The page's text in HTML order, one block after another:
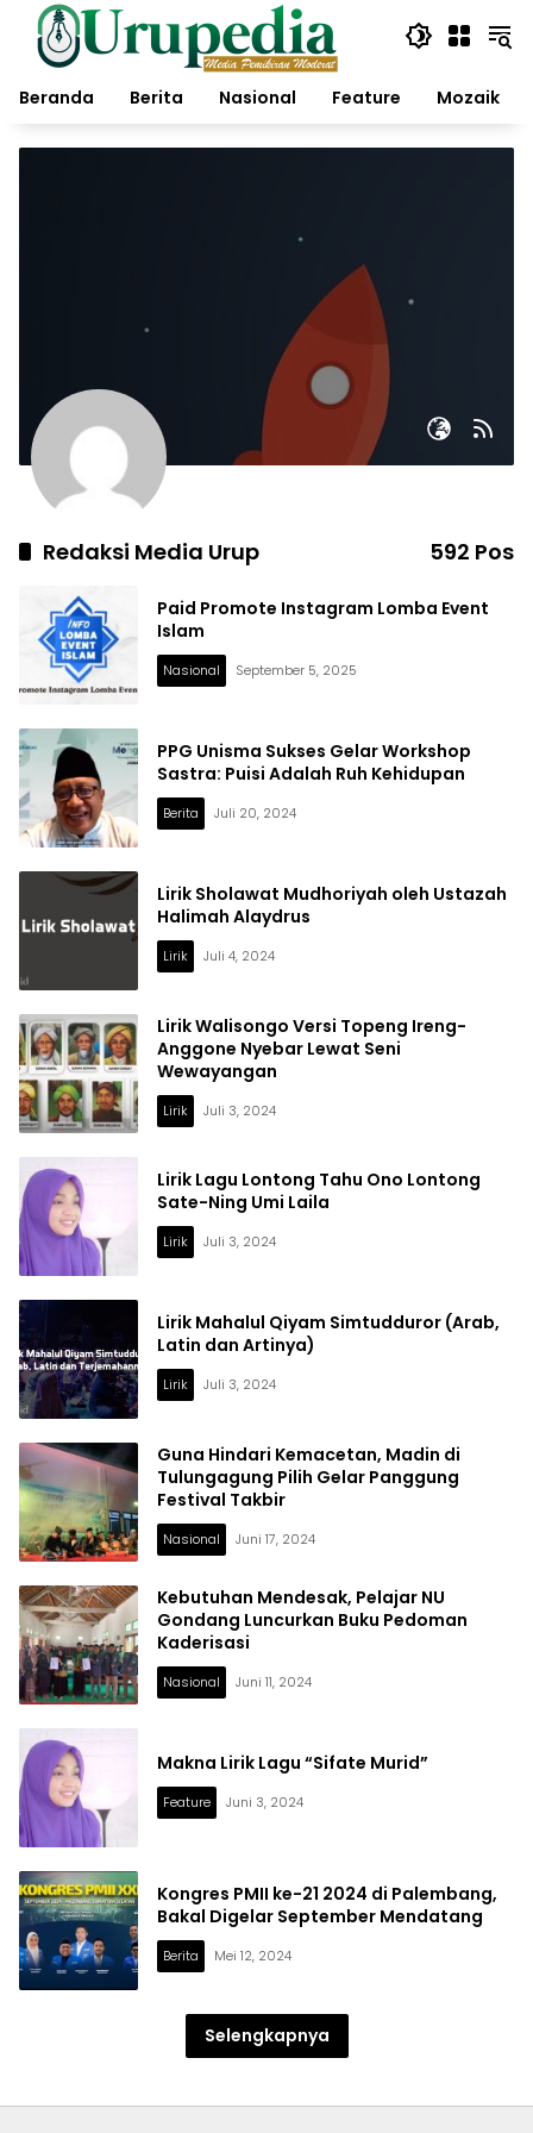
Langsung
konten
Beranda
Berita Nasional Feature Mozaik
Redaksi Media Urup 592 Pos
Paid Promote Instagram Lomba Event
Islam
Nasional September 5, 2025
PPG Unisma Sukses Gelar Workshop
Sastra: Puisi Adalah Ruh Kehidupan
Berita Juli 20, 2024
Lirik Sholawat Mudhoriyah oleh Ustazah
Halimah Alaydrus
Lirik Juli 4, 2024
Lirik Walisongo Versi Topeng Ireng-
Anggone Nyebar Lewat Seni
Wewayangan
Lirik Juli 3, 2024
Lirik Lagu Lontong Tahu Ono Lontong
Sate-Ning Umi Laila
Lirik Juli 3, 2024
Lirik Mahalul Qiyam Simtudduror (Arab,
Latin dan Artinya)
Lirik Juli 3, 2024
Guna Hindari Kemacetan, Madin di
Tulungagung Pilih Gelar Panggung
Festival Takbir
Nasional Juni 17, 2024
Kebutuhan Mendesak, Pelajar NU
Gondang Luncurkan Buku Pedoman
Kaderisasi
Nasional Juni 11, 2024
Makna Lirik Lagu “Sifate Murid”
Feature Juni 3, 2024
Kongres PMII ke-21 2024 di Palembang,
Bakal Digelar September Mendatang
Berita Mei 12, 2024
Selengkapnya